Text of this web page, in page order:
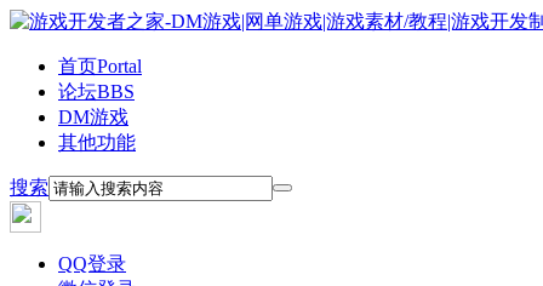
首页Portal
论坛BBS
DM游戏
其他功能
搜索
QQ登录